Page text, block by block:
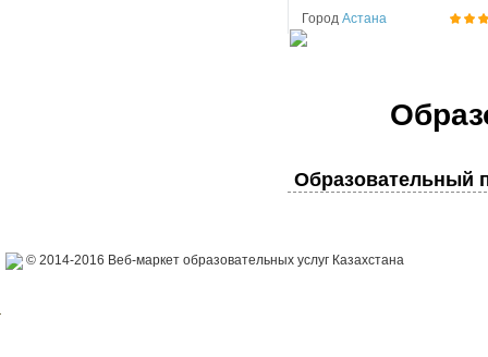
Город Астана
Образовательный
© 2014-2016 Веб-маркет образовательных услуг Казахстана